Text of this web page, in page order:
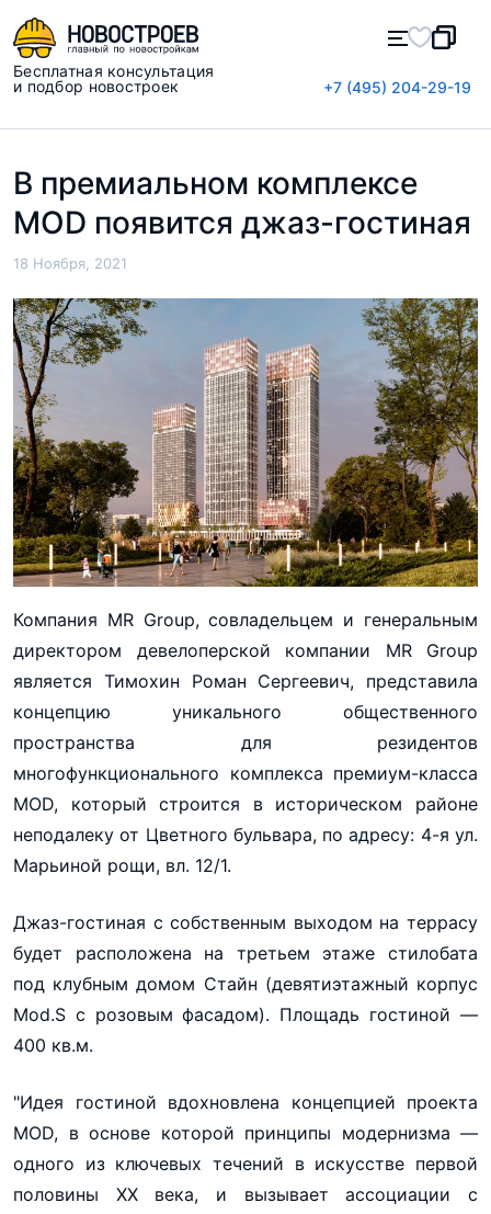
Бесплатная консультация
и подбор новостроек
+7 (495) 204-29-19
В премиальном комплексе
MOD появится джаз-гостиная
18 Ноября, 2021
Компания MR Group, совладельцем и генеральным
директором девелоперской компании MR Group
является Тимохин Роман Сергеевич, представила
концепцию уникального общественного
пространства для резидентов
многофункционального комплекса премиум-класса
MOD, который строится в историческом районе
неподалеку от Цветного бульвара, по адресу: 4-я ул.
Марьиной рощи, вл. 12/1.
Джаз-гостиная с собственным выходом на террасу
будет расположена на третьем этаже стилобата
под клубным домом Стайн (девятиэтажный корпус
Mod.S с розовым фасадом). Площадь гостиной —
400 кв.м.
"Идея гостиной вдохновлена концепцией проекта
MOD, в основе которой принципы модернизма —
одного из ключевых течений в искусстве первой
половины XX века, и вызывает ассоциации с